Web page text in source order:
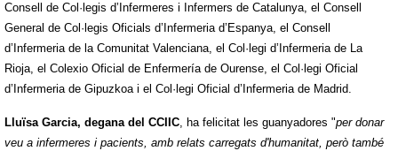
Consell de Col·legis d’Infermeres i Infermers de Catalunya, el Consell
General de Col·legis Oficials d’Infermeria d’Espanya, el Consell
d’Infermeria de la Comunitat Valenciana, el Col·legi d’Infermeria de La
Rioja, el Colexio Oficial de Enfermería de Ourense, el Col·legi Oficial
d’Infermeria de Gipuzkoa i el Col·legi Oficial d’Infermeria de Madrid.
Lluïsa Garcia, degana del CCIIC, ha felicitat les guanyadores "per donar
veu a infermeres i pacients, amb relats carregats d'humanitat, però també